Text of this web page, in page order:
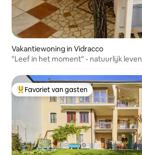
Vakantiewoning in Vidracco
"Leef in het moment" - natuurlijk leven
Topfavoriet van gasten
Favoriet van gasten